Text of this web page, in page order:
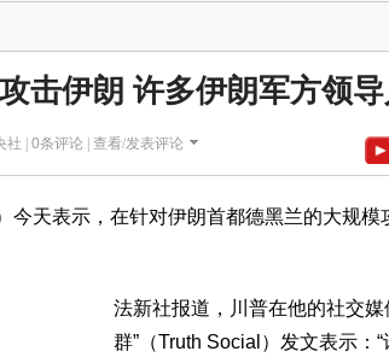
击伊朗 许多伊朗军方领
| 0条评论 | 查看/发表评论
今天表示，在针对伊朗首都德黑兰的大规模
法新社报道，川普在他的社交媒
群”（Truth Social）发文表示：